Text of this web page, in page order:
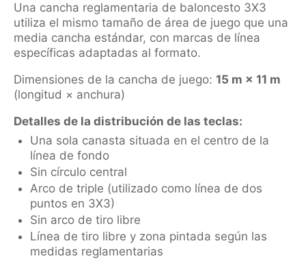
Una cancha reglamentaria de baloncesto 3X3
utiliza el mismo tamaño de área de juego que una
media cancha estándar, con marcas de línea
específicas adaptadas al formato.
Dimensiones de la cancha de juego: 15 m × 11 m
(longitud × anchura)
Detalles de la distribución de las teclas:
Una sola canasta situada en el centro de la
línea de fondo
Sin círculo central
Arco de triple (utilizado como línea de dos
puntos en 3X3)
Sin arco de tiro libre
Línea de tiro libre y zona pintada según las
medidas reglamentarias